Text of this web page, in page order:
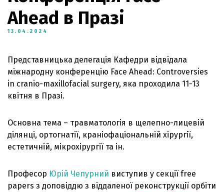
Ahead в Празі
13.04.2024
Представницька делегація Кафедри відвідала
міжнародну конференцію Face Ahead: Controversies
in cranio-maxillofacial surgery, яка проходила 11-13
квітня в Празі.
Основна тема – травматологія в щелепно-лицевій
ділянці, ортогнатії, краніофаціональній хірургії,
естетичній, мікрохірургії та ін.
Професор Юрій Чепурний виступив у секції free
papers з доповіддю з віддаленої реконструкції орбіти